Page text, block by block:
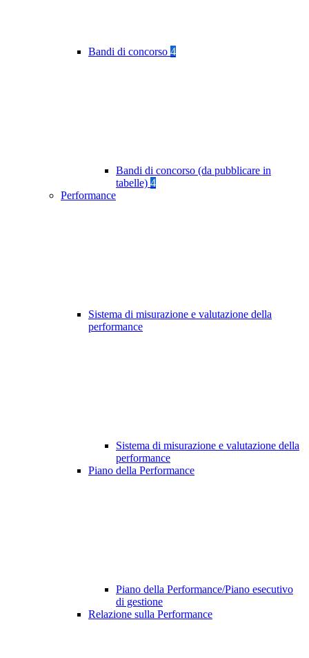
Bandi di concorso 4
Bandi di concorso (da pubblicare in
tabelle) 4
Performance
Sistema di misurazione e valutazione della
performance
Sistema di misurazione e valutazione della
performance
Piano della Performance
Piano della Performance/Piano esecutivo
di gestione
Relazione sulla Performance